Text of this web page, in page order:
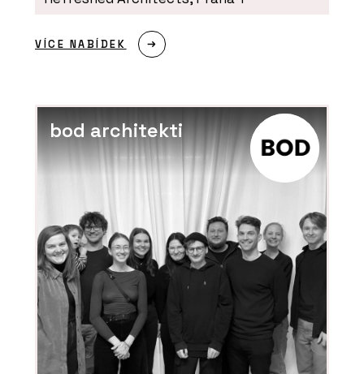
VÍCE NABÍDEK
bod architekti